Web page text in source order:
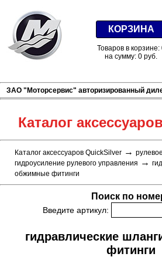
КОРЗИНА
Товаров в корзине:
на сумму: 0 руб.
ЗАО "Моторсервис" авторизированный
Каталог
Каталог аксессуаров QuickSilver →
гидроусиление рулевого управления →
обжимные фитинги
Поиск по
Введите артикул:
гидравлические
фитинги